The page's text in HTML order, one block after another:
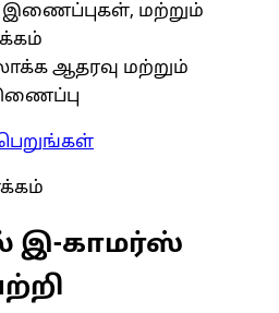
மற்றும்
ஆதரவு மற்றும்
இ-காமர்ஸ்